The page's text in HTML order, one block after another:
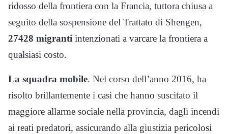
ridosso della frontiera con la Francia, tuttora chiusa a
seguito della sospensione del Trattato di Shengen,
27428 migranti intenzionati a varcare la frontiera a
qualsiasi costo.
La squadra mobile. Nel corso dell’anno 2016, ha
risolto brillantemente i casi che hanno suscitato il
maggiore allarme sociale nella provincia, dagli incendi
ai reati predatori, assicurando alla giustizia pericolosi